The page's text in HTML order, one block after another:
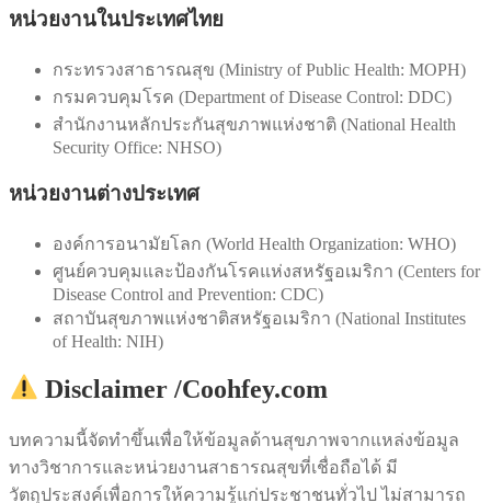
หน่วยงานในประเทศไทย
กระทรวงสาธารณสุข (Ministry of Public Health: MOPH)
กรมควบคุมโรค (Department of Disease Control: DDC)
สำนักงานหลักประกันสุขภาพแห่งชาติ (National Health
Security Office: NHSO)
หน่วยงานต่างประเทศ
องค์การอนามัยโลก (World Health Organization: WHO)
ศูนย์ควบคุมและป้องกันโรคแห่งสหรัฐอเมริกา (Centers for
Disease Control and Prevention: CDC)
สถาบันสุขภาพแห่งชาติสหรัฐอเมริกา (National Institutes
of Health: NIH)
Disclaimer /Coohfey.com
บทความนี้จัดทำขึ้นเพื่อให้ข้อมูลด้านสุขภาพจากแหล่งข้อมูล
ทางวิชาการและหน่วยงานสาธารณสุขที่เชื่อถือได้ มี
วัตถุประสงค์เพื่อการให้ความรู้แก่ประชาชนทั่วไป ไม่สามารถ